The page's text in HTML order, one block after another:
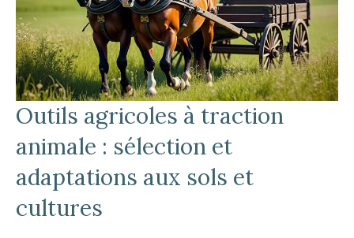
Outils agricoles à traction
animale : sélection et
adaptations aux sols et
cultures